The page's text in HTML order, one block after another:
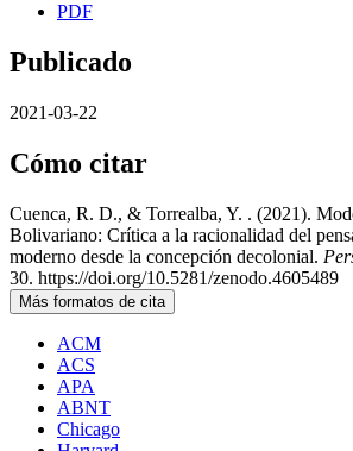
PDF
Publicado
2021-03-22
Cómo citar
Cuenca, R. D., & Torrealba, Y. . (2021).
Bolivariano: Crítica a la racionalidad del
moderno desde la concepción decolonial.
30. https://doi.org/10.5281/zenodo.4605489
Más formatos de cita
ACM
ACS
APA
ABNT
Chicago